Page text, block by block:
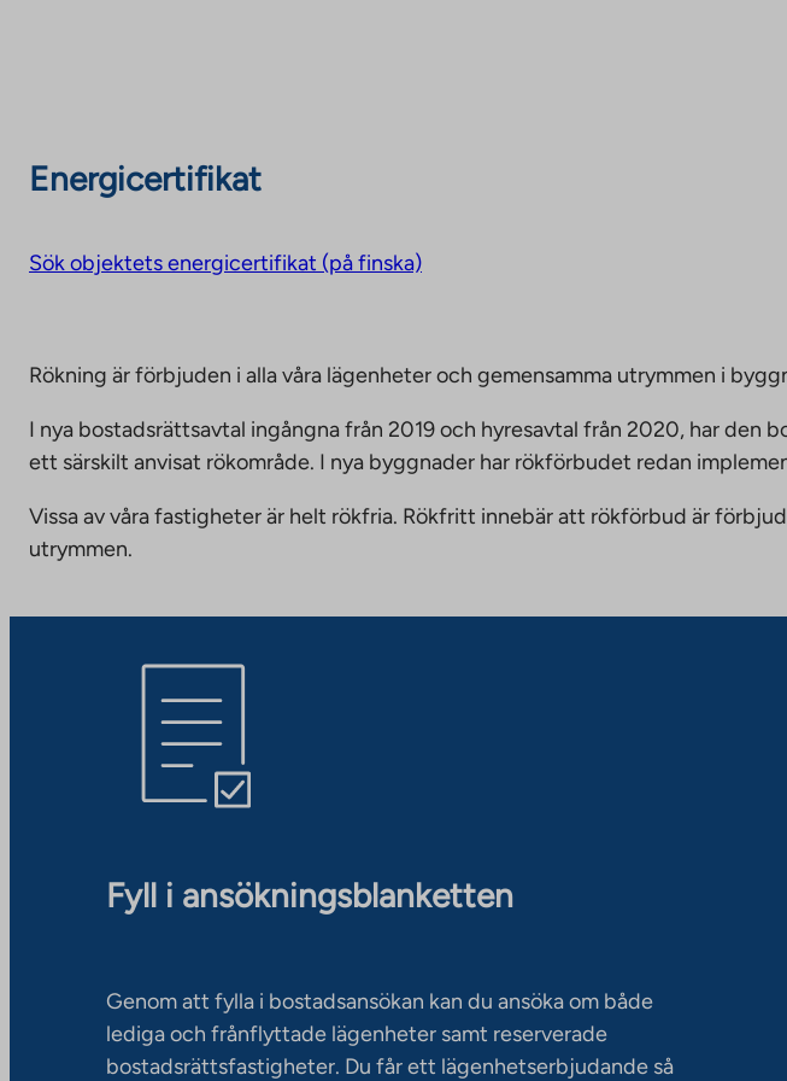
Energicertifikat
Sök objektets energicertifikat (på finska)
Rökning är förbjuden i alla våra lägenheter och gemensamma utrymmen i
I nya bostadsrättsavtal ingångna från 2019 och hyresavtal från 2020, har
ett särskilt anvisat rökområde. I nya byggnader har rökförbudet redan
Vissa av våra fastigheter är helt rökfria. Rökfritt innebär att rökförbud är
utrymmen.
Fyll i ansökningsblanketten
Genom att fylla i bostadsansökan kan du ansöka om både
lediga och frånflyttade lägenheter samt reserverade
bostadsrättsfastigheter. Du får ett lägenhetserbjudande så